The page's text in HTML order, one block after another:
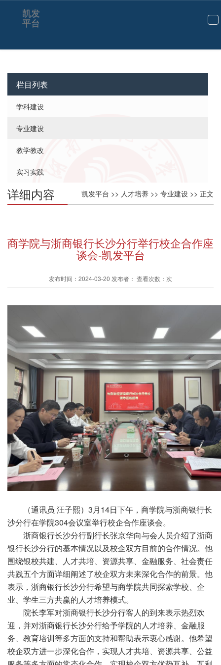
切
航
凯发
平台
栏目列表
学科建设
专业建设
教学教改
实习实践
凯发平台 >> 人才培养 >> 专业建设 >> 正文
详细内容
商学院与浙商银行长沙分行举行校企合作座
谈会-凯发平台
发布时间：2024-03-20 发布者： 查看次数：次
（通讯员 汪子熙） 3月14日下午，商学院与浙商银行长
沙分行在学院304会议室举行校企合作座谈会。
浙商银行长沙分行副行长张京华向与会人员介绍了浙商
银行长沙分行的基本情况以及校企双方目前的合作情况。他
围绕银校共建、人才共培、资源共享、金融服务、社会责任
共践五个方面详细阐述了校企双方未来深化合作的前景。他
表示，浙商银行长沙分行希望与商学院共同探索学校、企
业、学生三方共赢的人才培养模式。
院长李军对浙商银行长沙分行客人的到来表示热烈欢
迎，并对浙商银行长沙分行给予学院的人才培养、金融服
务、教育培训等多方面的支持和帮助表示衷心感谢。他希望
校企双方进一步深化合作，实现人才共培、资源共享、公益